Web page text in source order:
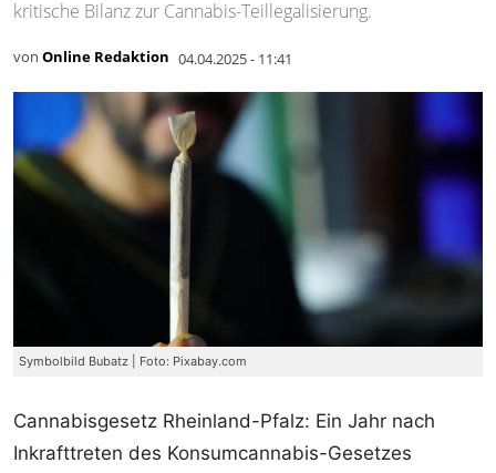
kritische Bilanz zur Cannabis-Teillegalisierung.
von Online Redaktion 04.04.2025 - 11:41
Symbolbild Bubatz | Foto: Pixabay.com
Cannabisgesetz Rheinland-Pfalz: Ein Jahr nach
Inkrafttreten des Konsumcannabis-Gesetzes